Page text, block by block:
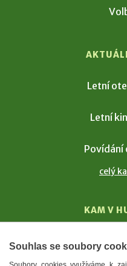
Letní
Letní
Povídání
celý
KAM V
T. G.
Souhlas se soubory